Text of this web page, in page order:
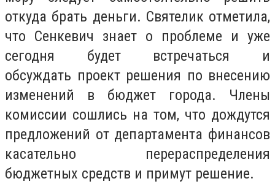
откуда брать деньги. Святелик отметила,
что Сенкевич знает о проблеме и уже
сегодня будет встречаться и
обсуждать проект решения по внесению
изменений в бюджет города. Члены
комиссии сошлись на том, что дождутся
предложений от департамента финансов
касательно перераспределения
бюджетных средств и примут решение.